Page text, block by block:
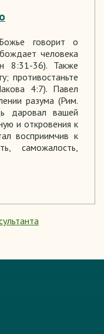
говорит о
человека
8:31-36). Также
противостаньте
4:7). Павел
разума (Рим.
даровал вашей
и откровения к
восприимчив к
саможалость,